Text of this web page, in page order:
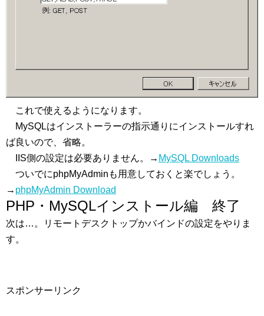
これで使えるようになります。
MySQLはインストーラーの指示通りにインストールすれ
ば良いので、省略。
IIS側の設定は必要ありません。→ MySQL Downloads
ついでにphpMyAdminも用意しておくと楽でしょう。
→ phpMyAdmin Download
PHP・MySQLインストール編 終了
次は…。リモートデスクトップかバインドの設定をやりま
す。
スポンサーリンク